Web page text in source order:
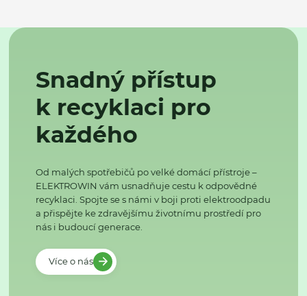
Snadný přístup
k recyklaci pro
každého
Od malých spotřebičů po velké domácí přístroje –
ELEKTROWIN vám usnadňuje cestu k odpovědné
recyklaci. Spojte se s námi v boji proti elektroodpadu
a přispějte ke zdravějšímu životnímu prostředí pro
nás i budoucí generace.
Více o nás